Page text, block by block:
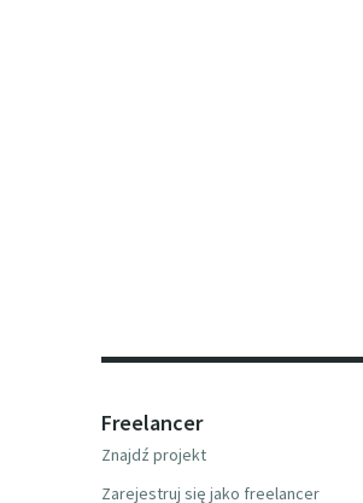
Freelancer
Znajdź projekt
Zarejestruj się jako freelancer